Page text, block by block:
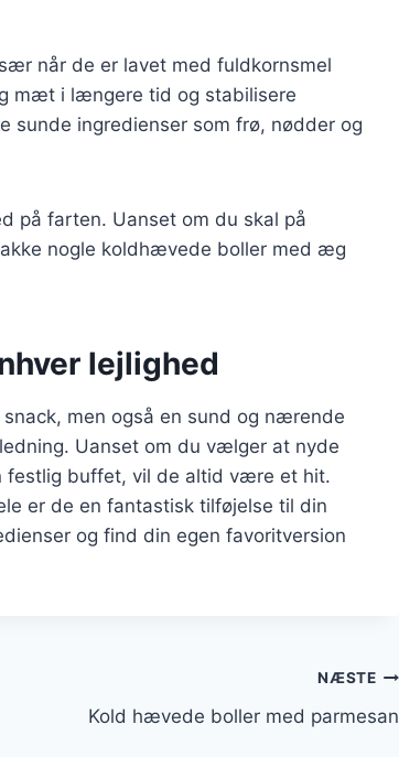
når de er lavet med fuldkornsmel
mæt i længere tid og stabilisere
sunde ingredienser som frø, nødder og
på farten. Uanset om du skal på
nogle koldhævede boller med æg
lejlighed
men også en sund og nærende
Uanset om du vælger at nyde
festlig buffet, vil de altid være et hit.
er de en fantastisk tilføjelse til din
og find din egen favoritversion
NÆSTE
Kold hævede boller med parmesan